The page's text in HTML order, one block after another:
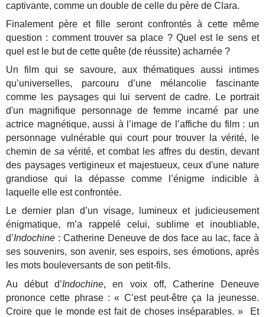
captivante, comme un double de celle du père de Clara.
Finalement père et fille seront confrontés à cette même
question : comment trouver sa place ? Quel est le sens et
quel est le but de cette quête (de réussite) acharnée ?
Un film qui se savoure, aux thématiques aussi intimes
qu’universelles, parcouru d’une mélancolie fascinante
comme les paysages qui lui servent de cadre. Le portrait
d'un magnifique personnage de femme incarné par une
actrice magnétique, aussi à l’image de l’affiche du film : un
personnage vulnérable qui court pour trouver la vérité, le
chemin desa vérité, et combat les affres du destin, devant
des paysages vertigineux et majestueux, ceux d'une nature
grandiose qui la dépasse comme l’énigme indicible à
laquelle elle est confrontée.
Le dernier plan d’un visage, lumineux et judicieusement
énigmatique, m’a rappelé celui, sublime et inoubliable,
d’Indochine : Catherine Deneuve de dos face au lac, face à
ses souvenirs, son avenir, ses espoirs, ses émotions, après
les mots bouleversants de son petit-fils.
Au début d’Indochine, en voix off, Catherine Deneuve
prononce cette phrase : « C’est peut-être ça la jeunesse.
Croire que le monde est fait de choses inséparables. » Et